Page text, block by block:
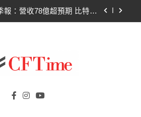
價急挫！比特幣持倉縮水成
檻仍差關鍵缺口！民主黨七
聲明：現有提案尚未準備好
價急挫！比特幣持倉縮水成
ChatGPT）、區塊鏈、NFT、加密貨